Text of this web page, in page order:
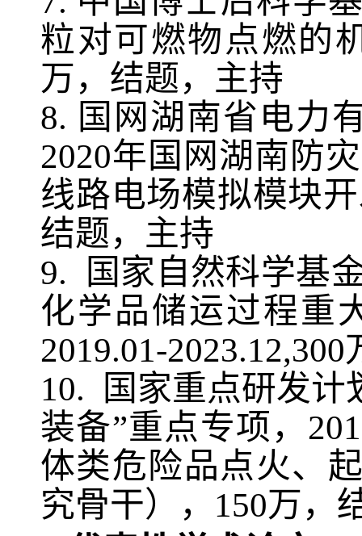
粒对可燃物点燃的
万，结题，主持
8. 国网湖南省电力
2020年国网湖南防
线路电场模拟模块
结题，主持
9.
国家自然科学基
化学品储运过程重
2019.01-2023.12,300
10.
国家重点研发计
装备”重点专项，
体类危险品点火、
究骨干）， 150万，